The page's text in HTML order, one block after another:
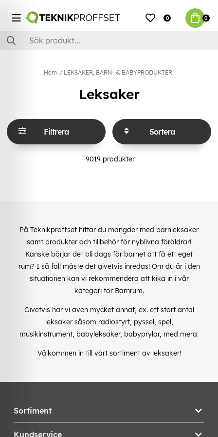
0 0
Hem LEKSAKER, BARN- & BABYPRODUKTER
Leksaker
Filtrera Sortera
9019produkter
På Teknikproffset hittar du mängder med barnleksaker
samt produkter och tillbehör för nyblivna föräldrar!
Kanske börjar det bli dags för barnet att få ett eget
rum? I så fall måste det givetvis inredas! Om du är i den
situationen kan vi rekommendera att kika in i vår
kategori för Barnrum.
Givetvis har vi även mycket annat, ex. ett stort antal
leksaker såsom radiostyrt, pyssel, spel,
musikinstrument, babyleksaker, babyprylar, med mera.
Välkommen in till vårt sortiment av leksaker!
Sortiment
Kundservice